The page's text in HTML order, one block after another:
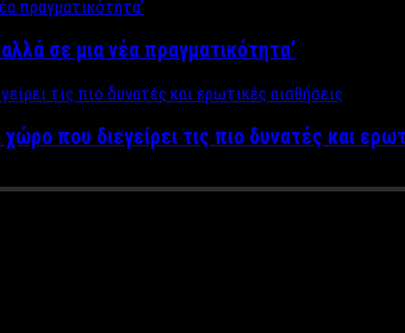
σε μια νέα πραγματικότητα’
που διεγείρει τις πιο δυνατές και